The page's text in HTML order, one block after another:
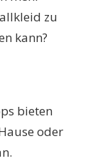
zu
kann?
bieten
oder